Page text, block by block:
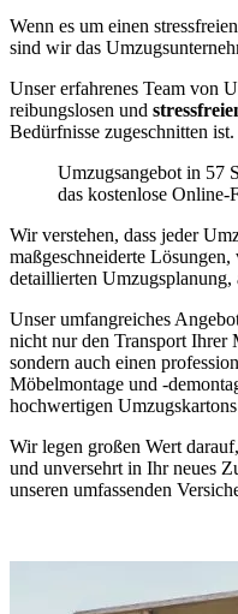
Wenn es um einen
sind wir das
Unser erfahrenes Team von
reibungslosen und
Bedürfnisse zugeschnitten ist.
Umzugsangebot in 57
das kostenlose Online-
Wir verstehen, dass jeder
maßgeschneiderte
detaillierten Umzugsplanung,
Unser umfangreiches
nicht nur den Transport Ihrer
sondern auch einen
Möbelmontage und -
hochwertigen
Wir legen großen Wert
und unversehrt in Ihr neues
unseren umfassenden